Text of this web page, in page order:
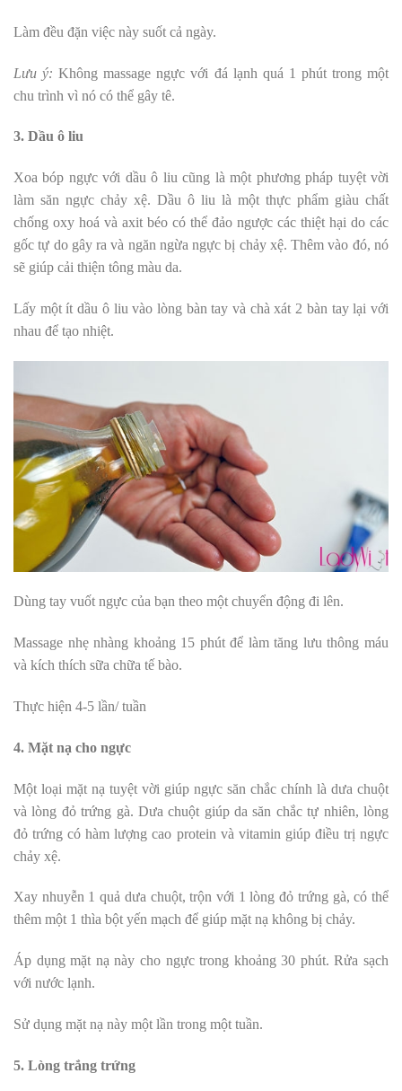
Làm đều đặn việc này suốt cả ngày.
Lưu ý: Không massage ngực với đá lạnh quá 1 phút trong một
chu trình vì nó có thể gây tê.
3. Dầu ô liu
Xoa bóp ngực với dầu ô liu cũng là một phương pháp tuyệt vời
làm săn ngực chảy xệ. Dầu ô liu là một thực phẩm giàu chất
chống oxy hoá và axit béo có thể đảo ngược các thiệt hại do các
gốc tự do gây ra và ngăn ngừa ngực bị chảy xệ. Thêm vào đó, nó
sẽ giúp cải thiện tông màu da.
Lấy một ít dầu ô liu vào lòng bàn tay và chà xát 2 bàn tay lại với
nhau để tạo nhiệt.
Dùng tay vuốt ngực của bạn theo một chuyển động đi lên.
Massage nhẹ nhàng khoảng 15 phút để làm tăng lưu thông máu
và kích thích sữa chữa tế bào.
Thực hiện 4-5 lần/ tuần
4. Mặt nạ cho ngực
Một loại mặt nạ tuyệt vời giúp ngực săn chắc chính là dưa chuột
và lòng đỏ trứng gà. Dưa chuột giúp da săn chắc tự nhiên, lòng
đỏ trứng có hàm lượng cao protein và vitamin giúp điều trị ngực
chảy xệ.
Xay nhuyễn 1 quả dưa chuột, trộn với 1 lòng đỏ trứng gà, có thể
thêm một 1 thìa bột yến mạch để giúp mặt nạ không bị chảy.
Áp dụng mặt nạ này cho ngực trong khoảng 30 phút. Rửa sạch
với nước lạnh.
Sử dụng mặt nạ này một lần trong một tuần.
5. Lòng trắng trứng